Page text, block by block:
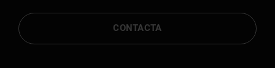
CONTACTA